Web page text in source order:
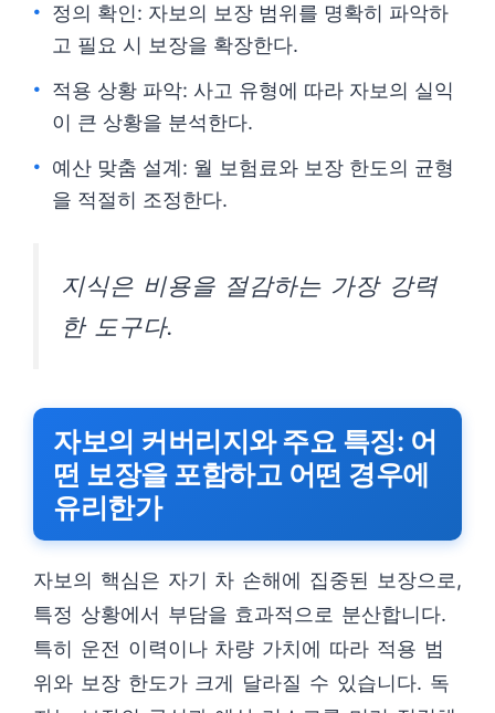
정의 확인: 자보의 보장 범위를 명확히 파악하
고 필요 시 보장을 확장한다.
적용 상황 파악: 사고 유형에 따라 자보의 실익
이 큰 상황을 분석한다.
예산 맞춤 설계: 월 보험료와 보장 한도의 균형
을 적절히 조정한다.
지식은 비용을 절감하는 가장 강력
한 도구다.
자보의 커버리지와 주요 특징: 어
떤 보장을 포함하고 어떤 경우에
유리한가
자보의 핵심은 자기 차 손해에 집중된 보장으로,
특정 상황에서 부담을 효과적으로 분산합니다.
특히 운전 이력이나 차량 가치에 따라 적용 범
위와 보장 한도가 크게 달라질 수 있습니다. 독